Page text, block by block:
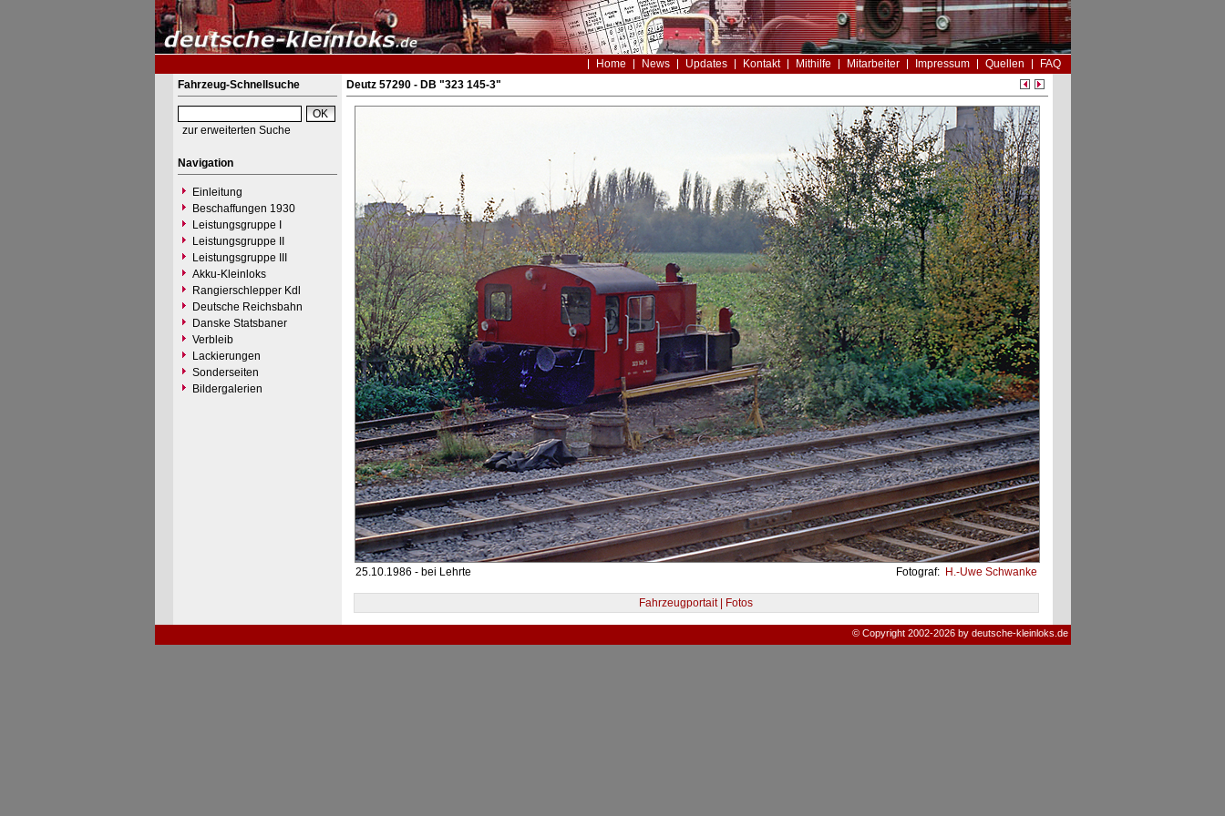
Home News Updates Kontakt Mithilfe Mitarbeiter Impressum Quellen
FAQ
Fahrzeug-Schnellsuche
zur erweiterten Suche
Navigation
Einleitung
Beschaffungen 1930
Leistungsgruppe I
Leistungsgruppe II
Leistungsgruppe III
Akku-Kleinloks
Rangierschlepper Kdl
Deutsche Reichsbahn
Danske Statsbaner
Verbleib
Lackierungen
Sonderseiten
Bildergalerien
Deutz 57290 - DB "323 145-3"
25.10.1986 - bei Lehrte Fotograf: H.-Uwe Schwanke
Fahrzeugportait | Fotos
© Copyright 2002-2026 by deutsche-kleinloks.de